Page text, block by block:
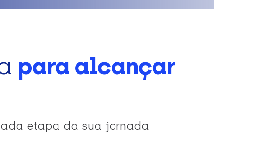
para alcançar
etapa da sua jornada